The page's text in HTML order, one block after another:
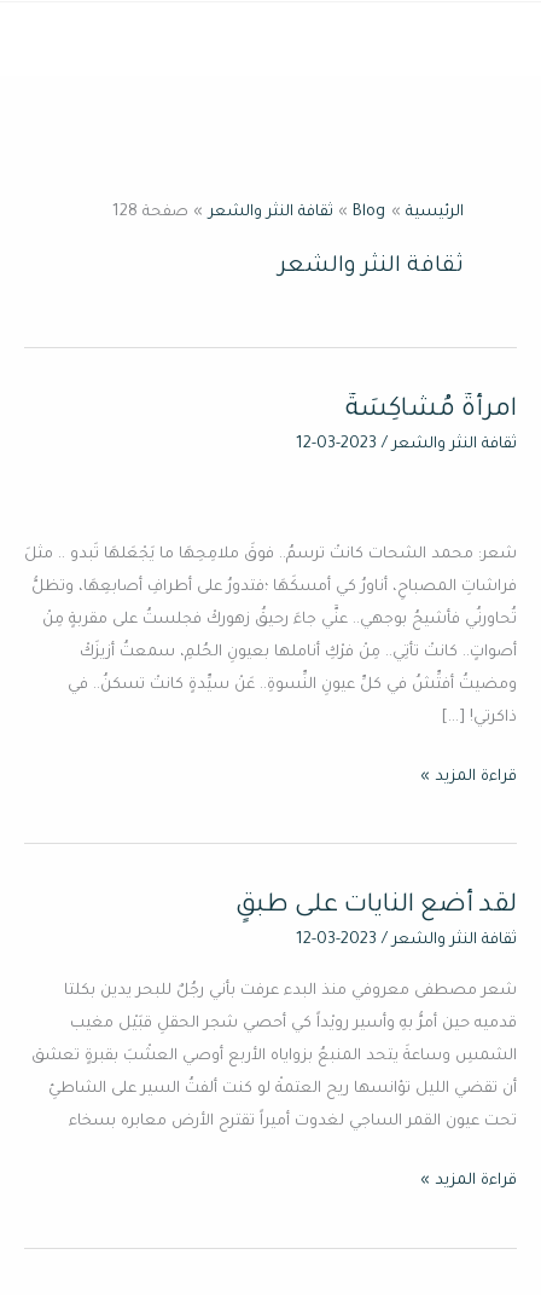
الرئيسية Blog ثقافة النثر والشعر صفحة 128
ثقافة النثر والشعر
امرأةٌ مُشَاكِسَةٌ
ثقافة النثر والشعر/
2023-03-12
شعر: محمد الشحات كانتْ ترسمُ.. فوقَ ملامِحِهَا ما يَجْعَلهَا تَبدو .. مثلَ
فراشاتِ المصباحِ، أناورُ كي أمسكَهَا ؛فتدورُ على أطرافِ أصابعِهَا، وتظلُّ
تُحاورنُي فأشيحُ بوجهي.. عنَّي جاءَ رحيقُ زهوركْ فجلستُ على مقربةٍ مِنْ
أصواتٍ.. كانتْ تأتِي.. مِنْ فرْكِ أناملها بعيونِ الحُلمِ، سمعتُ أزيزَكْ
ومضيتُ أفتِّشُ في كلِّ عيونِ النِّسوةِ.. عَنْ سيِّدةٍ كانتْ تسكنُ.. في
ذاكرتي! […]
امرأةٌ
مُشَاكِسَةٌ
قراءة المزيد »
لقد أضع النايات على طبقٍ
ثقافة النثر والشعر/
2023-03-12
شعر مصطفى معروفي منذ البدء عرفت بأني رجُلٌ للبحر يدين بكلتا
قدميه حين أمرُّ بهِ وأسير رويْداً كي أحصي شجر الحقلِ قبَيْل مغيب
الشمسِ وساعةَ يتحد المنبعُ بزواياه الأربع أوصي العشْبَ بقبرةٍ تعشق
أن تقضي الليل تؤانسها ريح العتمةْ لو كنت ألفتُ السير على الشاطئِ
تحت عيون القمر الساجي لغدوت أميراً تقترح الأرض معابره بسخاء
لقد
أضع
طبقٍ
قراءة المزيد »